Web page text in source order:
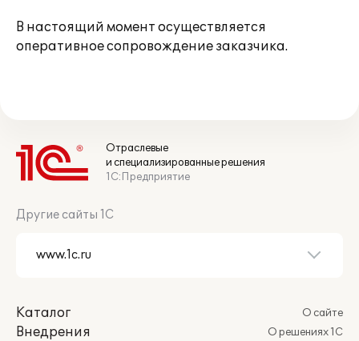
В настоящий момент осуществляется
оперативное сопровождение заказчика.
Отраслевые
и специализированные решения
1С:Предприятие
Другие сайты 1С
Каталог
Внедрения
О сайте
О решениях 1С